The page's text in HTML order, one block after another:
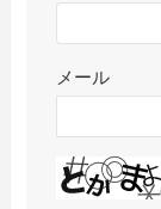
メール